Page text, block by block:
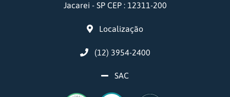
Jacarei - SP CEP : 12311-200
Localização
(12) 3954-2400
SAC